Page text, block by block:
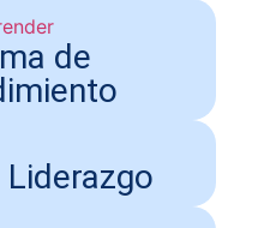
de